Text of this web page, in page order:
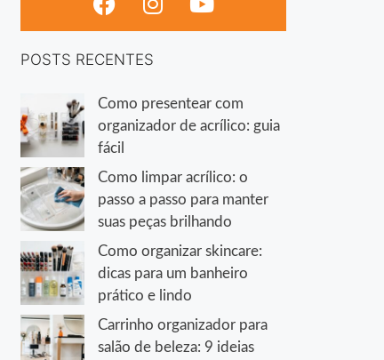
POSTS RECENTES
Como presentear com
organizador de acrílico: guia
fácil
Como limpar acrílico: o
passo a passo para manter
suas peças brilhando
Como organizar skincare:
dicas para um banheiro
prático e lindo
Carrinho organizador para
salão de beleza: 9 ideias